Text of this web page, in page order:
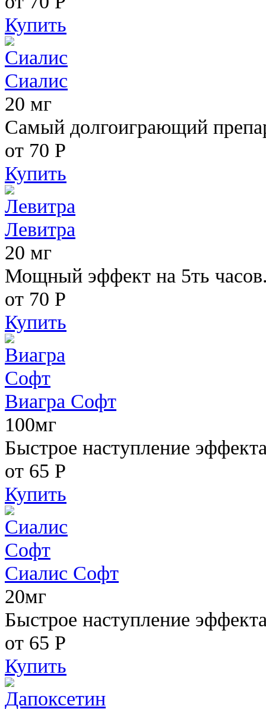
Купить
Сиалис
20 мг
Самый долгоиграющий
от 70 Р
Купить
Левитра
20 мг
Мощный эффект на 5ть
от 70 Р
Купить
Виагра Софт
100мг
Быстрое наступление
от 65 Р
Купить
Сиалис Софт
20мг
Быстрое наступление
от 65 Р
Купить